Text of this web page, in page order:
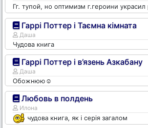
Гг. тупой, но оптимизм г.героини
Гаррі Поттер і Таємна кімната
Даша
Чудова книга
Гаррі Поттер і в’язень Азкабану
Даша
Обожнюю☺️
Любовь в полдень
Илона
чудова книга, як і серія загалом